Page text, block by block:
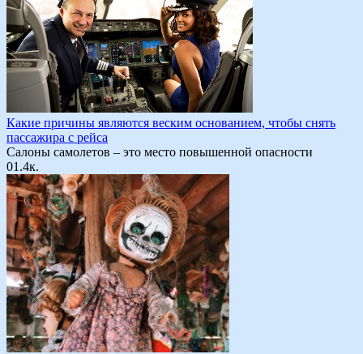
Какие причины являются веским основанием, чтобы снять
пассажира с рейса
Cалоны самолетов – это место повышенной опасности
01.4к.